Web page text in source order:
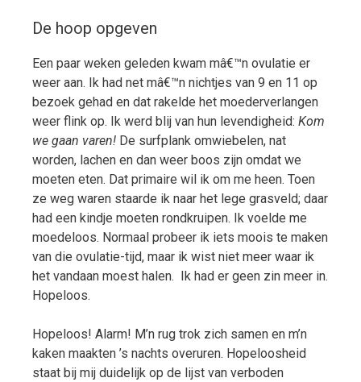
De hoop opgeven
Een paar weken geleden kwam mâ€™n ovulatie er
weer aan. Ik had net mâ€™n nichtjes van 9 en 11 op
bezoek gehad en dat rakelde het moederverlangen
weer flink op. Ik werd blij van hun levendigheid: Kom
we gaan varen! De surfplank omwiebelen, nat
worden, lachen en dan weer boos zijn omdat we
moeten eten. Dat primaire wil ik om me heen. Toen
ze weg waren staarde ik naar het lege grasveld; daar
had een kindje moeten rondkruipen. Ik voelde me
moedeloos. Normaal probeer ik iets moois te maken
van die ovulatie-tijd, maar ik wist niet meer waar ik
het vandaan moest halen. Ik had er geen zin meer in.
Hopeloos.
Hopeloos! Alarm! M’n rug trok zich samen en m’n
kaken maakten ’s nachts overuren. Hopeloosheid
staat bij mij duidelijk op de lijst van verboden